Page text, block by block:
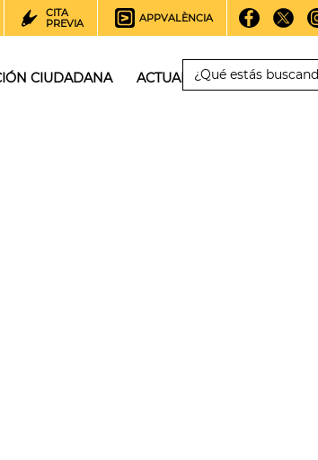
CITA
PREVIA
APPVALÈNCIA
CIUDADANA ACTUALIDAD